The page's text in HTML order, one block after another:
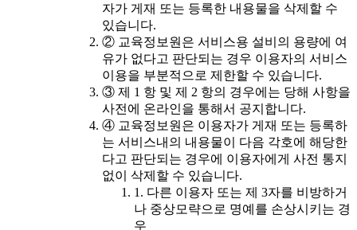
자가 게재 또는 등록한 내용물을 삭제할 수
있습니다.
② 교육정보원은 서비스용 설비의 용량에 여
유가 없다고 판단되는 경우 이용자의 서비스
이용을 부분적으로 제한할 수 있습니다.
③ 제 1 항 및 제 2 항의 경우에는 당해 사항을
사전에 온라인을 통해서 공지합니다.
④ 교육정보원은 이용자가 게재 또는 등록하
는 서비스내의 내용물이 다음 각호에 해당한
다고 판단되는 경우에 이용자에게 사전 통지
없이 삭제할 수 있습니다.
1. 다른 이용자 또는 제 3자를 비방하거
나 중상모략으로 명예를 손상시키는 경
우